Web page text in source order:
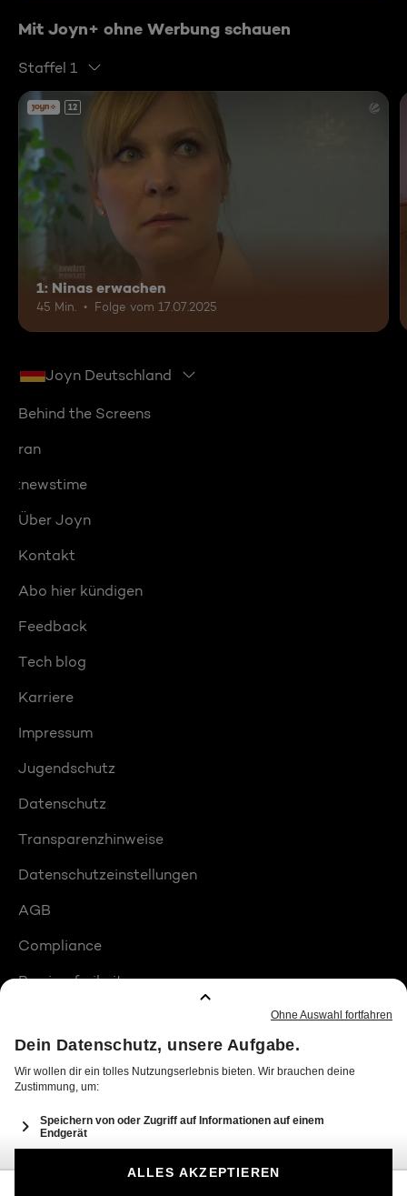
Mit Joyn+ ohne Werbung schauen
Staffel 1
12
1: Ninas erwachen
45 Min. Folge vom 17.07.2025
Joyn Deutschland
Behind the Screens
ran
:newstime
Über Joyn
Kontakt
Abo hier kündigen
Feedback
Tech blog
Karriere
Impressum
Jugendschutz
Datenschutz
Transparenzhinweise
Datenschutzeinstellungen
AGB
Compliance
Barrierefreiheit